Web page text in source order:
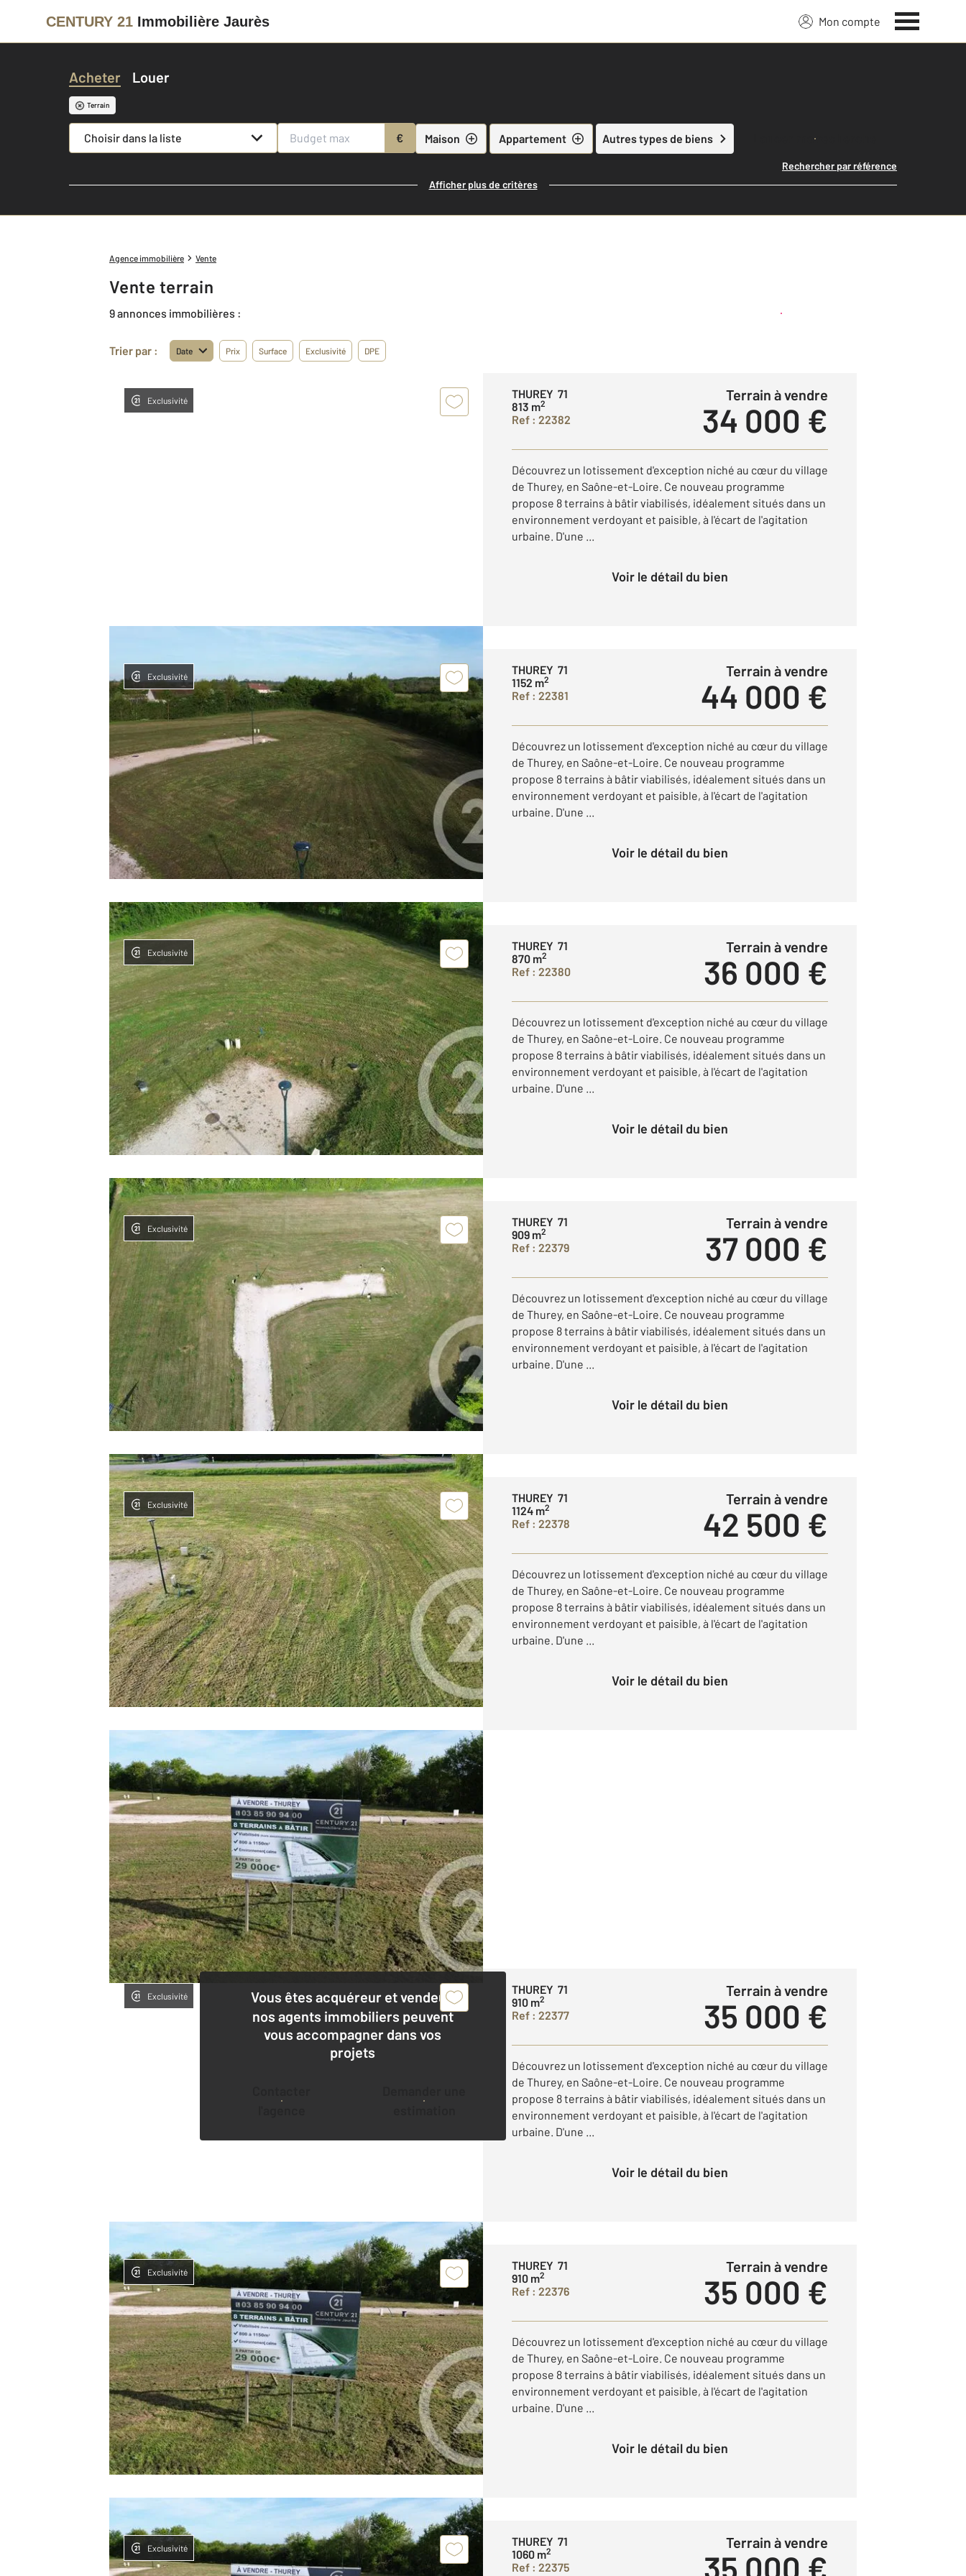
CENTURY 21 Immobilière Jaurès Mon compte
Acheter Louer
Terrain
Choisir dans la liste € Maison Appartement Autres types de biens Lancer ma recherche
Rechercher par référence
Afficher plus de critères
Agence immobilière Vente
Vente terrain
9 annonces immobilières : Créer une alerte
Trier par : Date Prix Surface Exclusivité DPE
Exclusivité
THUREY 71
813 m2
Ref : 22382
Terrain à vendre
34 000 €
Découvrez un lotissement d'exception niché au cœur du village
de Thurey, en Saône-et-Loire. Ce nouveau programme
propose 8 terrains à bâtir viabilisés, idéalement situés dans un
environnement verdoyant et paisible, à l'écart de l'agitation
urbaine. D'une ...
Voir le détail du bien
Exclusivité
THUREY 71
1152 m2
Ref : 22381
Terrain à vendre
44 000 €
Découvrez un lotissement d'exception niché au cœur du village
de Thurey, en Saône-et-Loire. Ce nouveau programme
propose 8 terrains à bâtir viabilisés, idéalement situés dans un
environnement verdoyant et paisible, à l'écart de l'agitation
urbaine. D'une ...
Voir le détail du bien
Exclusivité
THUREY 71
870 m2
Ref : 22380
Terrain à vendre
36 000 €
Découvrez un lotissement d'exception niché au cœur du village
de Thurey, en Saône-et-Loire. Ce nouveau programme
propose 8 terrains à bâtir viabilisés, idéalement situés dans un
environnement verdoyant et paisible, à l'écart de l'agitation
urbaine. D'une ...
Voir le détail du bien
Exclusivité
THUREY 71
909 m2
Ref : 22379
Terrain à vendre
37 000 €
Découvrez un lotissement d'exception niché au cœur du village
de Thurey, en Saône-et-Loire. Ce nouveau programme
propose 8 terrains à bâtir viabilisés, idéalement situés dans un
environnement verdoyant et paisible, à l'écart de l'agitation
urbaine. D'une ...
Voir le détail du bien
Exclusivité
THUREY 71
1124 m2
Ref : 22378
Terrain à vendre
42 500 €
Découvrez un lotissement d'exception niché au cœur du village
de Thurey, en Saône-et-Loire. Ce nouveau programme
propose 8 terrains à bâtir viabilisés, idéalement situés dans un
environnement verdoyant et paisible, à l'écart de l'agitation
urbaine. D'une ...
Voir le détail du bien
Vous êtes acquéreur et vendeur,
nos agents immobiliers peuvent
vous accompagner dans vos
projets
Exclusivité
THUREY 71
910 m2
Ref : 22377
Terrain à vendre
35 000 €
Découvrez un lotissement d'exception niché au cœur du village
de Thurey, en Saône-et-Loire. Ce nouveau programme
propose 8 terrains à bâtir viabilisés, idéalement situés dans un
environnement verdoyant et paisible, à l'écart de l'agitation
urbaine. D'une ...
Voir le détail du bien
Exclusivité
THUREY 71
910 m2
Ref : 22376
Terrain à vendre
35 000 €
Découvrez un lotissement d'exception niché au cœur du village
de Thurey, en Saône-et-Loire. Ce nouveau programme
propose 8 terrains à bâtir viabilisés, idéalement situés dans un
environnement verdoyant et paisible, à l'écart de l'agitation
urbaine. D'une ...
Voir le détail du bien
Exclusivité
THUREY 71
1060 m2
Ref : 22375
Terrain à vendre
35 000 €